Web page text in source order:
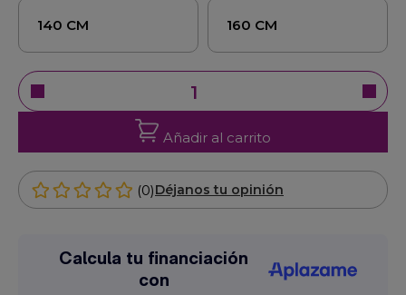
140 CM 160 CM
Añadir al carrito
(0)Déjanos tu opinión